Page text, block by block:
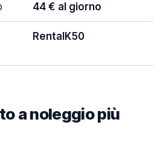
44 € al giorno
RentalK50
a noleggio più